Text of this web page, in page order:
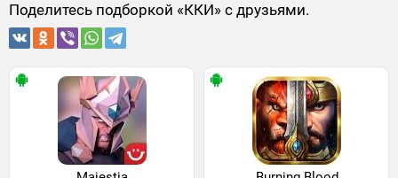
Поделитесь подборкой «ККИ» с друзьями.